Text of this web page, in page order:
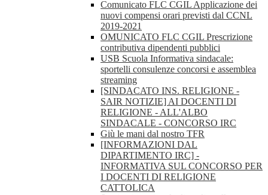
Comunicato FLC CGIL Applicazione dei
nuovi compensi orari previsti dal CCNL
2019-2021
OMUNICATO FLC CGIL Prescrizione
contributiva dipendenti pubblici
USB Scuola Informativa sindacale:
sportelli consulenze concorsi e assemblea
streaming
[SINDACATO INS. RELIGIONE -
SAIR NOTIZIE] AI DOCENTI DI
RELIGIONE - ALL'ALBO
SINDACALE - CONCORSO IRC
Giù le mani dal nostro TFR
[INFORMAZIONI DAL
DIPARTIMENTO IRC] -
INFORMATIVA SUL CONCORSO PER
I DOCENTI DI RELIGIONE
CATTOLICA